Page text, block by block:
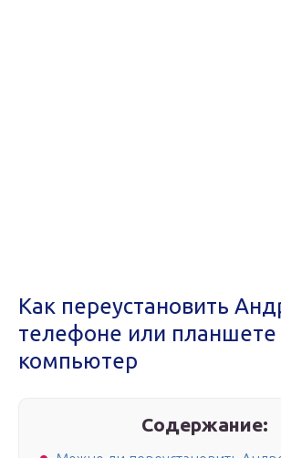
Как переустановить
телефоне или планшете
компьютер
Содержание: